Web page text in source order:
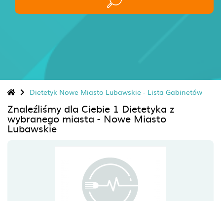
Dietetyk Nowe Miasto Lubawskie - Lista Gabinetów
Znaleźliśmy dla Ciebie 1 Dietetyka z
wybranego miasta - Nowe Miasto
Lubawskie